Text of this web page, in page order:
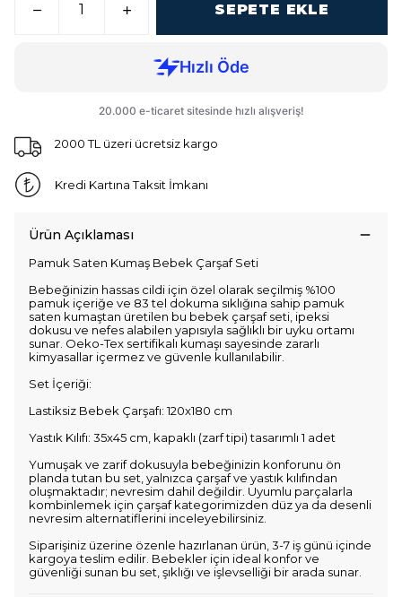
SEPETE EKLE
2000 TL üzeri ücretsiz kargo
Kredi Kartına Taksit İmkanı
Ürün Açıklaması
Pamuk Saten Kumaş Bebek Çarşaf Seti
Bebeğinizin hassas cildi için özel olarak seçilmiş %100
pamuk içeriğe ve 83 tel dokuma sıklığına sahip pamuk
saten kumaştan üretilen bu bebek çarşaf seti, ipeksi
dokusu ve nefes alabilen yapısıyla sağlıklı bir uyku ortamı
sunar. Oeko-Tex sertifikalı kumaşı sayesinde zararlı
kimyasallar içermez ve güvenle kullanılabilir.
Set İçeriği:
Lastiksiz Bebek Çarşafı: 120x180 cm
Yastık Kılıfı: 35x45 cm, kapaklı (zarf tipi) tasarımlı 1 adet
Yumuşak ve zarif dokusuyla bebeğinizin konforunu ön
planda tutan bu set, yalnızca çarşaf ve yastık kılıfından
oluşmaktadır; nevresim dahil değildir. Uyumlu parçalarla
kombinlemek için çarşaf kategorimizden düz ya da desenli
nevresim alternatiflerini inceleyebilirsiniz.
Siparişiniz üzerine özenle hazırlanan ürün, 3-7 iş günü içinde
kargoya teslim edilir. Bebekler için ideal konfor ve
güvenliği sunan bu set, şıklığı ve işlevselliği bir arada sunar.